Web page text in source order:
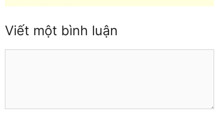
Hòa Bình
Khánh Hòa
mục
Viết một bình luận